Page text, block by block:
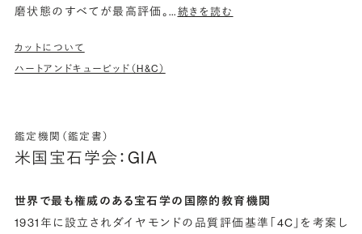
磨状態のすべてが最高評価。… 続きを読む
カットについて
ハートアンドキューピッド（H&C）
鑑定機関（鑑定書）
米国宝石学会：GIA
世界で最も権威のある宝石学の国際的教育機関
1931年に設立されダイヤモンドの品質評価基準「4C」を考案し